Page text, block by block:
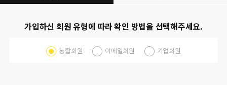
가입하신 회원 유형에 따라 확인 방법을 선택해주세요.
통합회원 이메일회원 기업회원